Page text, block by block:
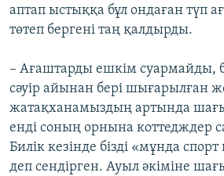
аптап ыстыққа бұл ондаған түп
төтеп бергені таң қалдырды.
– Ағаштарды ешкім суармайды,
сәуір айынан бері шығарылған
жатақханамыздың артында
енді соның орнына коттедждер
Билік кезінде бізді «мұнда
деп сендірген. Ауыл әкіміне